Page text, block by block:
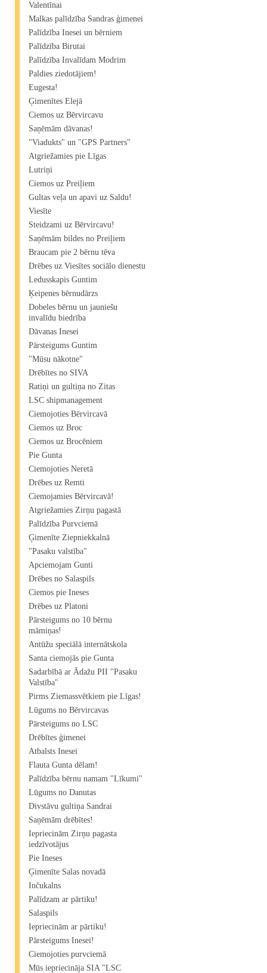
Valentīnai
Malkas palīdzība Sandras ģimenei
Palīdzība Inesei un bērniem
Palīdzība Birutai
Palīdzība Invalīdam Modrim
Paldies ziedotājiem!
Eugesta!
Ģimenītes Elejā
Ciemos uz Bērvircavu
Saņēmām dāvanas!
"Viadukts" un "GPS Partners"
Atgriežamies pie Līgas
Lutriņi
Ciemos uz Preiļiem
Gultas veļa un apavi uz Saldu!
Viesīte
Steidzami uz Bērvircavu!
Saņēmām bildes no Preiļiem
Braucam pie 2 bērnu tēva
Drēbes uz Viesītes sociālo dienestu
Ledusskapis Guntim
Ķeipenes bērnudārzs
Dobeles bērnu un jauniešu
invalīdu biedrība
Dāvanas Inesei
Pārsteigums Guntim
"Mūsu nākotne"
Drēbītes no SIVA
Ratiņi un gultiņa no Zitas
LSC shipmanagement
Ciemojoties Bērvircavā
Ciemos uz Broc
Ciemos uz Brocēniem
Pie Gunta
Ciemojoties Neretā
Drēbes uz Remti
Ciemojamies Bērvircavā!
Atgriežamies Zirņu pagastā
Palīdzība Purvciemā
Ģimenīte Ziepniekkalnā
"Pasaku valstība"
Apciemojam Gunti
Drēbes no Salaspils
Ciemos pie Ineses
Drēbes uz Platoni
Pārsteigums no 10 bērnu
māmiņas!
Antūžu speciālā internātskola
Santa ciemojās pie Gunta
Sadarbībā ar Ādažu PII "Pasaku
Valstība"
Pirms Ziemassvētkiem pie Līgas!
Lūgums no Bērvircavas
Pārsteigums no LSC
Drēbītes ģimenei
Atbalsts Inesei
Flauta Gunta dēlam!
Palīdzība bērnu namam "Līkumi"
Lūgums no Danutas
Divstāvu gultiņa Sandrai
Saņēmām drēbītes!
Iepriecinām Zirņu pagasta
iedzīvotājus
Pie Ineses
Ģimenīte Salas novadā
Inčukalns
Palīdzam ar pārtiku!
Salaspils
Iepriecinām ar pārtiku!
Pārsteigums Inesei!
Ciemojoties purvciemā
Mūs iepriecināja SIA "LSC